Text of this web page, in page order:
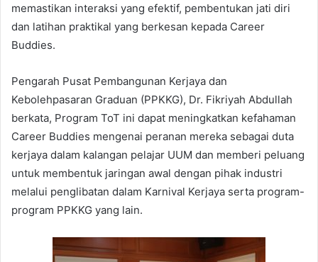
memastikan interaksi yang efektif, pembentukan jati diri
dan latihan praktikal yang berkesan kepada Career
Buddies.
Pengarah Pusat Pembangunan Kerjaya dan
Kebolehpasaran Graduan (PPKKG), Dr. Fikriyah Abdullah
berkata, Program ToT ini dapat meningkatkan kefahaman
Career Buddies mengenai peranan mereka sebagai duta
kerjaya dalam kalangan pelajar UUM dan memberi peluang
untuk membentuk jaringan awal dengan pihak industri
melalui penglibatan dalam Karnival Kerjaya serta program-
program PPKKG yang lain.